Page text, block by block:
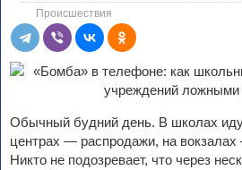
Происшествия
Обычный будний день. В школах
центрах — распродажи, на
Никто не подозревает, что через